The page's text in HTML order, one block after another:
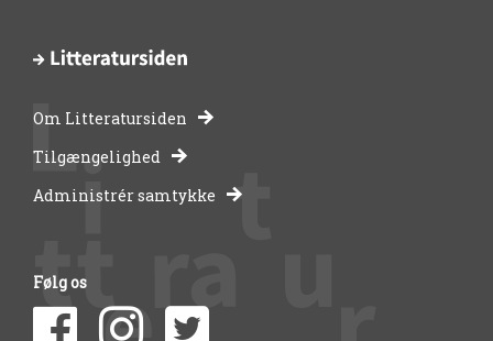
-
bibliotekernes
side
Om Litteratursiden
Tilgængelighed
Administrér samtykke
Følg os